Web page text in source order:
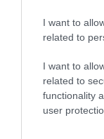
I want to
related to
I want to
related to
functionality
user
Ostapenko
turpina bez